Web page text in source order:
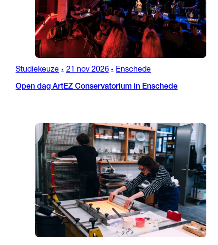
Studiekeuze • 21 nov 2026 • Enschede
Open dag ArtEZ Conservatorium in Enschede